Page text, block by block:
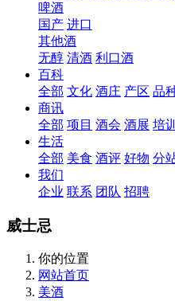
啤酒
国产 进口
其他酒
无醇 清酒 利口酒
百科
全部 文化 酒庄 产区 品
商讯
全部 项目 酒会 酒展 培训
生活
全部 美食 酒评 好物 分
我们
企业 联系 团队 招聘
威士忌
你的位置
网站首页
美酒